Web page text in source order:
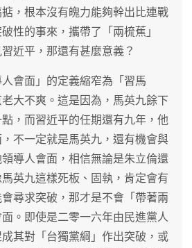
，根本沒有魄力能夠幹出比連戰
性的事來，攜帶了「兩梳蕉」
習近平，那還有甚麼意義？
會面」的定義縮窄為「習馬
大不爽。這是因為，馬英九餘下
，而習近平的任期還有九年，他
不一定就是馬英九，還有機會與
領導人會面，相信無論是朱立倫還
英九這樣死板、固執，肯定會有
尋求突破，那才是不會「帶著兩
。即使是二零一六年由民進黨人
其對「台獨黨綱」作出突破，或